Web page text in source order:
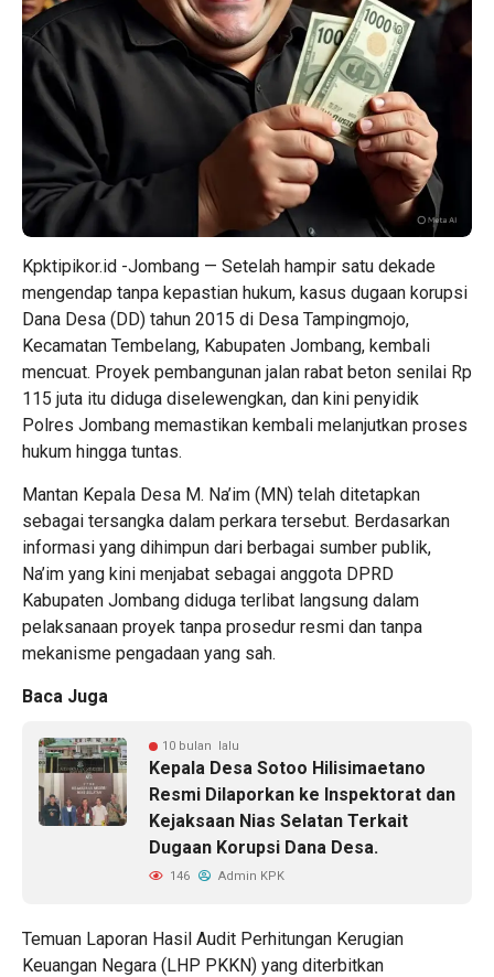
Kpktipikor.id -Jombang — Setelah hampir satu dekade
mengendap tanpa kepastian hukum, kasus dugaan korupsi
Dana Desa (DD) tahun 2015 di Desa Tampingmojo,
Kecamatan Tembelang, Kabupaten Jombang, kembali
mencuat. Proyek pembangunan jalan rabat beton senilai Rp
115 juta itu diduga diselewengkan, dan kini penyidik
Polres Jombang memastikan kembali melanjutkan proses
hukum hingga tuntas.
Mantan Kepala Desa M. Na’im (MN) telah ditetapkan
sebagai tersangka dalam perkara tersebut. Berdasarkan
informasi yang dihimpun dari berbagai sumber publik,
Na’im yang kini menjabat sebagai anggota DPRD
Kabupaten Jombang diduga terlibat langsung dalam
pelaksanaan proyek tanpa prosedur resmi dan tanpa
mekanisme pengadaan yang sah.
Baca Juga
10 bulan lalu
Kepala Desa Sotoo Hilisimaetano
Resmi Dilaporkan ke Inspektorat dan
Kejaksaan Nias Selatan Terkait
Dugaan Korupsi Dana Desa.
146 Admin KPK
Temuan Laporan Hasil Audit Perhitungan Kerugian
Keuangan Negara (LHP PKKN) yang diterbitkan